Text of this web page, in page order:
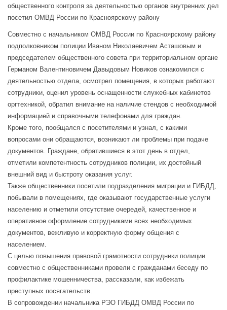
общественного контроля за деятельностью органов внутренних дел
посетил ОМВД России по Красноярскому району
Совместно с начальником ОМВД России по Красноярскому району
подполковником полиции Иваном Николаевичем Асташовым и
председателем общественного совета при территориальном органе
Германом Валентиновичем Давыдовым Новиков ознакомился с
деятельностью отдела, осмотрел помещения, в которых работают
сотрудники, оценил уровень оснащенности служебных кабинетов
оргтехникой, обратил внимание на наличие стендов с необходимой
информацией и справочными телефонами для граждан.
Кроме того, пообщался с посетителями и узнал, с какими
вопросами они обращаются, возникают ли проблемы при подаче
документов. Граждане, обратившиеся в этот день в отдел,
отметили компетентность сотрудников полиции, их достойный
внешний вид и быстроту оказания услуг.
Также общественники посетили подразделения миграции и ГИБДД,
побывали в помещениях, где оказывают государственные услуги
населению и отметили отсутствие очередей, качественное и
оперативное оформление сотрудниками всех необходимых
документов, вежливую и корректную форму общения с
населением.
С целью повышения правовой грамотности сотрудники полиции
совместно с общественниками провели с гражданами беседу по
профилактике мошенничества, рассказали, как избежать
преступных посягательств.
В сопровождении начальника РЭО ГИБДД ОМВД России по